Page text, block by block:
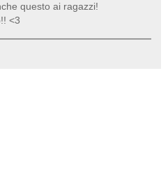
questo ai ragazzi!
<3